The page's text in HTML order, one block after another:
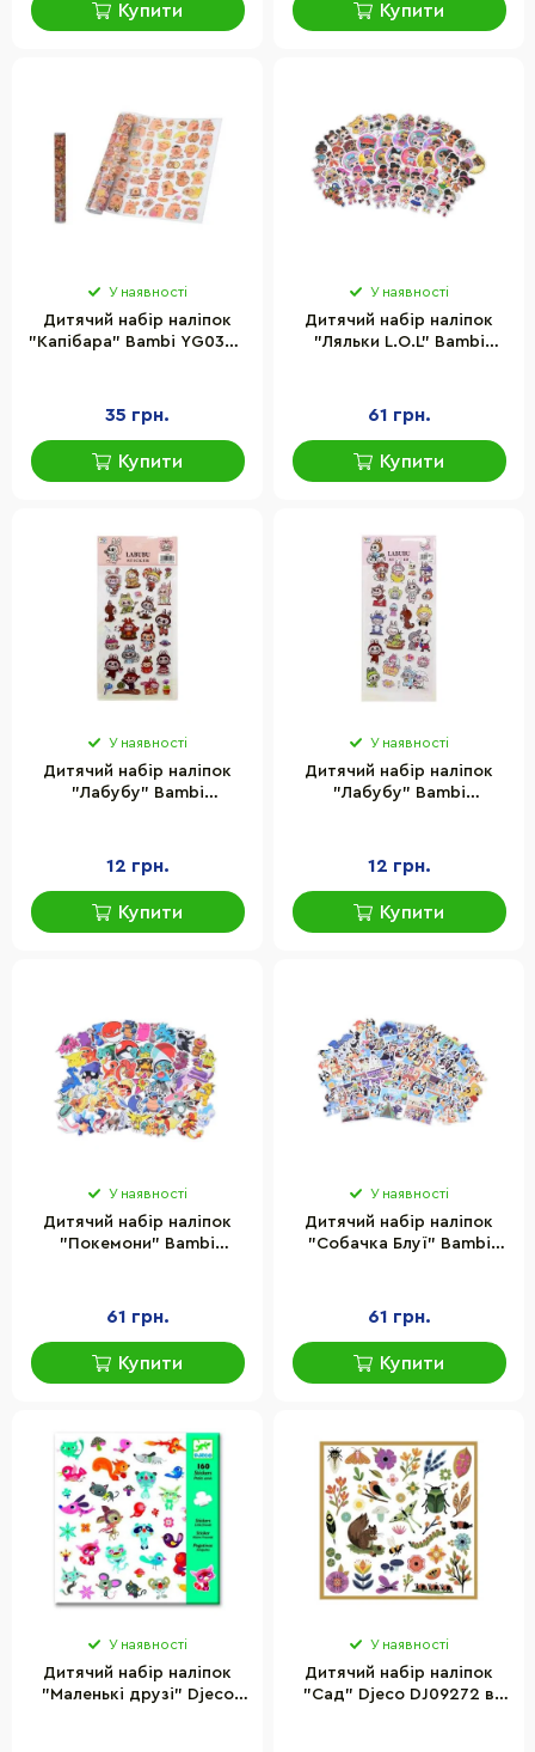
Купити Купити
У наявності
Дитячий набір наліпок
"Капібара" Bambi YG0321,
35 грн.
Купити
У наявності
Дитячий набір наліпок
"Ляльки L.O.L" Bambi
61 грн.
Купити
У наявності
Дитячий набір наліпок
"Лабубу" Bambi
12 грн.
Купити
У наявності
Дитячий набір наліпок
"Лабубу" Bambi
12 грн.
Купити
У наявності
Дитячий набір наліпок
"Покемони" Bambi
61 грн.
Купити
У наявності
Дитячий набір наліпок
"Собачка Блуї" Bambi
61 грн.
Купити
У наявності
Дитячий набір наліпок
"Маленькі друзі" Djeco
У наявності
Дитячий набір наліпок
"Сад" Djeco DJ09272 в